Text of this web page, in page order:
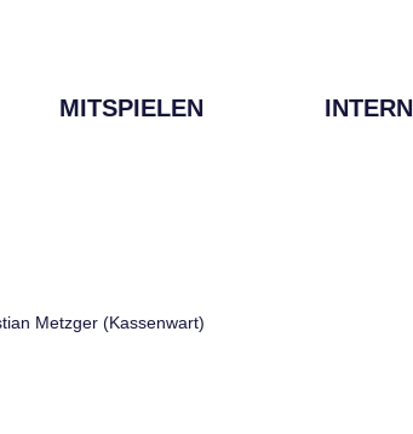
MITSPIELEN INTERN
Metzger (Kassenwart)